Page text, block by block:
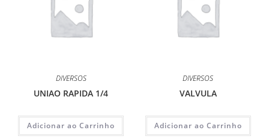
DIVERSOS
UNIAO RAPIDA 1/4
Adicionar ao Carrinho
DIVERSOS
VALVULA
Adicionar ao Carrinho